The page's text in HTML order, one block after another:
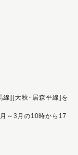
線][大秋･居森平線]を
～3月の10時から17